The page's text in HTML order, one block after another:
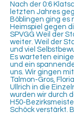
Nach der 0:6
letzten Jahres
Böblingen ging es
Heimspiel gegen
SPVGG Weil der
weiter. Weil der
und viel
Es warteten
und ein
uns. Wir gingen
Talmon-Gros,
Ullrich in die
wurden wir durch
H50-
Schöck verstärkt.